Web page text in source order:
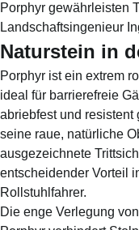
Porphyr gewährleisten
Landschaftsingenieur
Naturstein in
Porphyr ist ein extrem
ideal für barrierefreie
abriebfest und resistent
seine raue, natürliche
ausgezeichnete
entscheidender Vorteil
Rollstuhlfahrer.
Die enge Verlegung